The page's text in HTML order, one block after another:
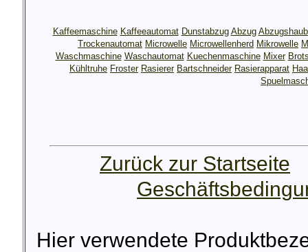
Kaffeemaschine Kaffeeautomat Dunstabzug Abzug
Trockenautomat Microwelle Microwellenherd Mikrowelle
Waschmaschine Waschautomat Kuechenmaschine Mixer
Kühltruhe Froster Rasierer Bartschneider Rasierapparat
Zurück zur Startseite
Hier verwendete